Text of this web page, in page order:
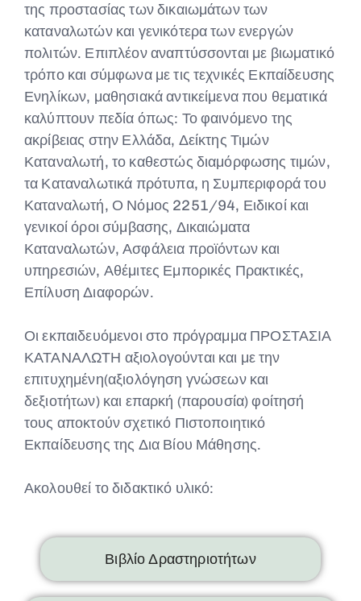
της προστασίας των δικαιωμάτων των
καταναλωτών και γενικότερα των ενεργών
πολιτών. Επιπλέον αναπτύσσονται με βιωματικό
τρόπο και σύμφωνα με τις τεχνικές Εκπαίδευσης
Ενηλίκων, μαθησιακά αντικείμενα που θεματικά
καλύπτουν πεδία όπως: Το φαινόμενο της
ακρίβειας στην Ελλάδα, Δείκτης Τιμών
Καταναλωτή, το καθεστώς διαμόρφωσης τιμών,
τα Καταναλωτικά πρότυπα, η Συμπεριφορά του
Καταναλωτή, Ο Νόμος 2251/94, Ειδικοί και
γενικοί όροι σύμβασης, Δικαιώματα
Καταναλωτών, Ασφάλεια προϊόντων και
υπηρεσιών, Αθέμιτες Εμπορικές Πρακτικές,
Επίλυση Διαφορών.
Οι εκπαιδευόμενοι στο πρόγραμμα ΠΡΟΣΤΑΣΙΑ
ΚΑΤΑΝΑΛΩΤΗ αξιολογούνται και με την
επιτυχημένη(αξιολόγηση γνώσεων και
δεξιοτήτων) και επαρκή (παρουσία) φοίτησή
τους αποκτούν σχετικό Πιστοποιητικό
Εκπαίδευσης της Δια Βίου Μάθησης.
Ακολουθεί το διδακτικό υλικό:
Βιβλίο Δραστηριοτήτων